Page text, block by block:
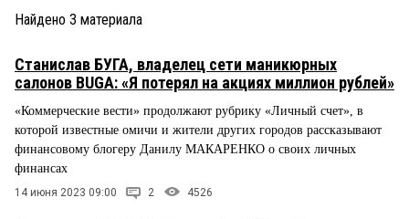
ПРОИСШЕСТВИЯ
СТИЛЬ ЖИЗНИ
Найдено 3 материала
Станислав БУГА, владелец сети маникюрных
салонов BUGA: «Я потерял на акциях миллион рублей»
«Коммерческие вести» продолжают рубрику «Личный счет», в
которой известные омичи и жители других городов рассказывают
финансовому блогеру Данилу МАКАРЕНКО о своих личных
финансах
14 июня 2023 09:00 2 4526